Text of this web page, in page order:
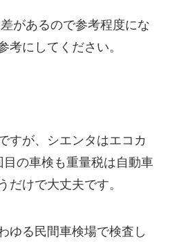
があるので参考程度にな
考にしてください。
すが、シエンタはエコカ
の車検も重量税は自動車
だけで大丈夫です。
ゆる民間車検場で検査し